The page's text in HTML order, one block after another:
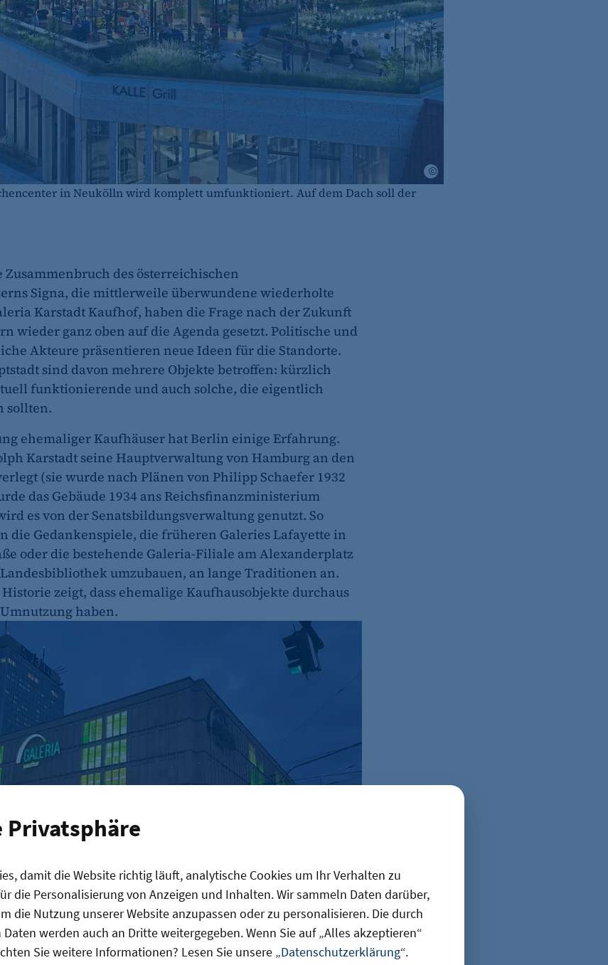
Privatsphäre
damit die Website richtig läuft, analytische Cookies um Ihr Verhalten zu
die Personalisierung von Anzeigen und Inhalten. Wir sammeln Daten darüber,
die Nutzung unserer Website anzupassen oder zu personalisieren. Die durch
werden auch an Dritte weitergegeben. Wenn Sie auf „Alles akzeptieren“
Sie weitere Informationen? Lesen Sie unsere „Datenschutzerklärung“.
in Neukölln wird komplett umfunktioniert. Auf dem Dach soll der
Zusammenbruch des österreichischen
Signa, die mittlerweile überwundene wiederholte
Karstadt Kaufhof, haben die Frage nach der Zukunft
wieder ganz oben auf die Agenda gesetzt. Politische und
Akteure präsentieren neue Ideen für die Standorte.
sind davon mehrere Objekte betroffen: kürzlich
funktionierende und auch solche, die eigentlich
sollten.
ehemaliger Kaufhäuser hat Berlin einige Erfahrung.
Karstadt seine Hauptverwaltung von Hamburg an den
(sie wurde nach Plänen von Philipp Schaefer 1932
das Gebäude 1934 ans Reichsfinanzministerium
es von der Senatsbildungsverwaltung genutzt. So
die Gedankenspiele, die früheren Galeries Lafayette in
oder die bestehende Galeria-Filiale am Alexanderplatz
umzubauen, an lange Traditionen an.
zeigt, dass ehemalige Kaufhausobjekte durchaus
haben.
AdobeStock
am Alexanderplatz? Noch gibt es kein grünes Licht vom
in der Brunnenstraße ist so ein Beispiel. Seit 1945
dem Handel, Anläufe zur Wiederbelebung dieser